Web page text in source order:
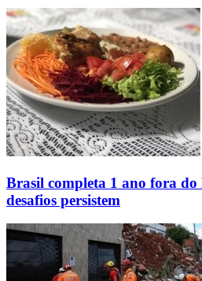
Brasil completa 1 ano fora
desafios persistem